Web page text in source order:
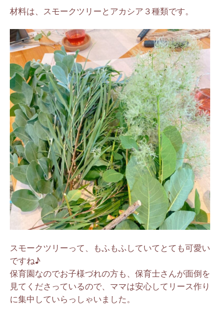
材料は、スモークツリーとアカシア３種類です。
スモークツリーって、もふもふしていてとても可愛い
ですね♪
保育園なのでお子様づれの方も、保育士さんが面倒を
見てくださっているので、ママは安心してリース作り
に集中していらっしゃいました。